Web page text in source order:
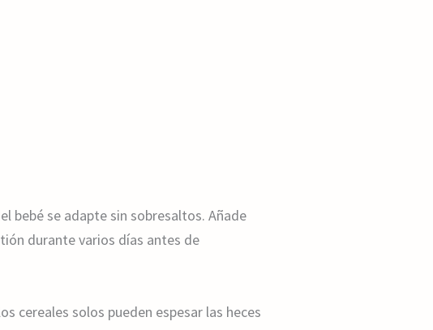
bebé se adapte sin sobresaltos. Añade
durante varios días antes de
cereales solos pueden espesar las heces